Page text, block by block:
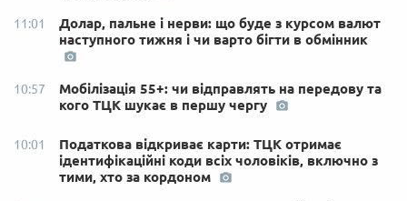
11:01
Долар, пальне і нерви: що буде з курсом валют
наступного тижня і чи варто бігти в обмінник
10:57
Мобілізація 55+: чи відправлять на передову та
кого ТЦК шукає в першу чергу
10:01
Податкова відкриває карти: ТЦК отримає
ідентифікаційні коди всіх чоловіків, включно з
тими, хто за кордоном